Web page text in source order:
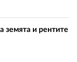
земята и рентите